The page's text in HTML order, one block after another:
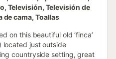
Televisión, Televisión de
de cama, Toallas
on this beautiful old ‘finca’
located just outside
countryside setting, great